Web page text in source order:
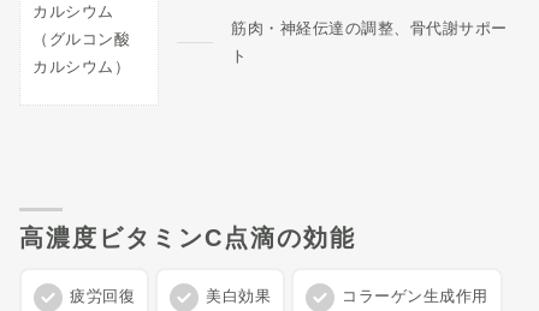
カルシウム
（グルコン酸
カルシウム）
筋肉・神経伝達の調整、骨代謝サポー
ト
高濃度ビタミンC点滴の効能
疲労回復 美白効果 コラーゲン生成作用